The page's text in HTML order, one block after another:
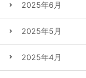
2025年6月
2025年5月
2025年4月